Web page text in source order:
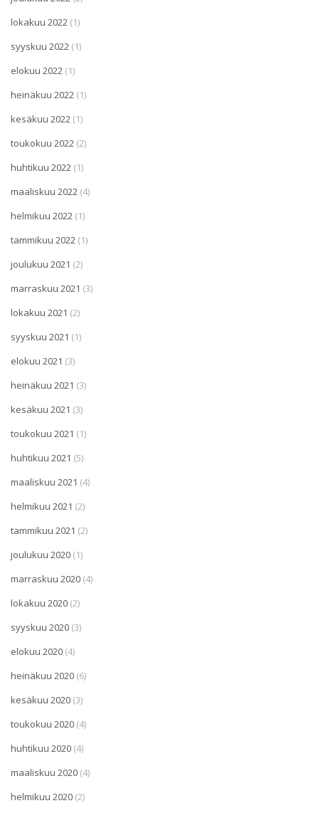
lokakuu 2022 (1)
syyskuu 2022 (1)
elokuu 2022 (1)
heinäkuu 2022 (1)
kesäkuu 2022 (1)
toukokuu 2022 (2)
huhtikuu 2022 (1)
maaliskuu 2022 (4)
helmikuu 2022 (1)
tammikuu 2022 (1)
joulukuu 2021 (2)
marraskuu 2021 (3)
lokakuu 2021 (2)
syyskuu 2021 (1)
elokuu 2021 (3)
heinäkuu 2021 (3)
kesäkuu 2021 (3)
toukokuu 2021 (1)
huhtikuu 2021 (5)
maaliskuu 2021 (4)
helmikuu 2021 (2)
tammikuu 2021 (2)
joulukuu 2020 (1)
marraskuu 2020 (4)
lokakuu 2020 (2)
syyskuu 2020 (3)
elokuu 2020 (4)
heinäkuu 2020 (6)
kesäkuu 2020 (3)
toukokuu 2020 (4)
huhtikuu 2020 (4)
maaliskuu 2020 (4)
helmikuu 2020 (2)